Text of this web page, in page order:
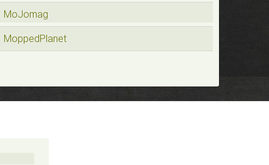
MoJomag
MoppedPlanet